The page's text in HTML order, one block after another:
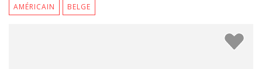
AMÉRICAIN BELGE